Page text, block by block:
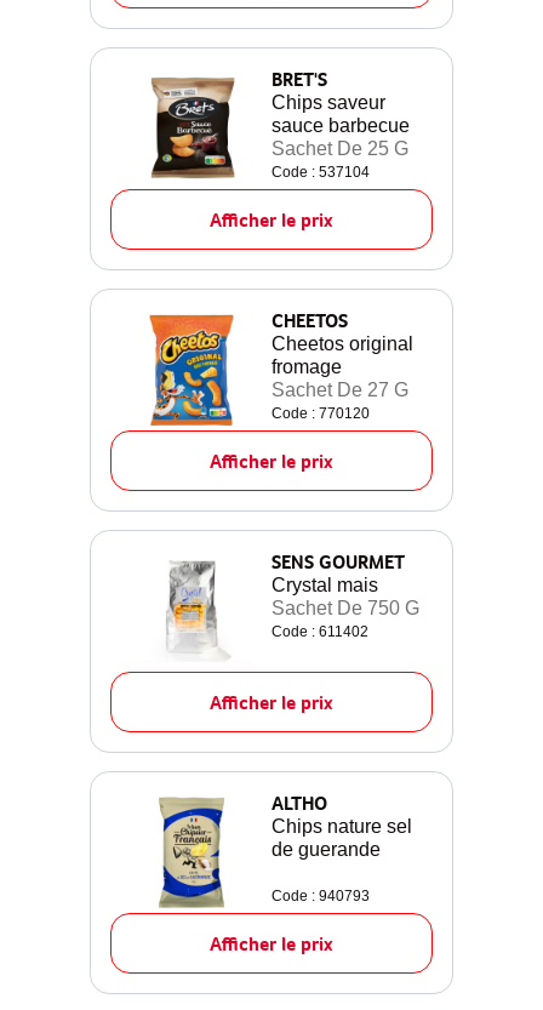
BRET'S
Chips saveur
sauce barbecue
Sachet De 25 G
Code : 537104
Afficher le prix
CHEETOS
Cheetos original
fromage
Sachet De 27 G
Code : 770120
Afficher le prix
SENS GOURMET
Crystal mais
Sachet De 750 G
Code : 611402
Afficher le prix
ALTHO
Chips nature sel
de guerande
Code : 940793
Afficher le prix